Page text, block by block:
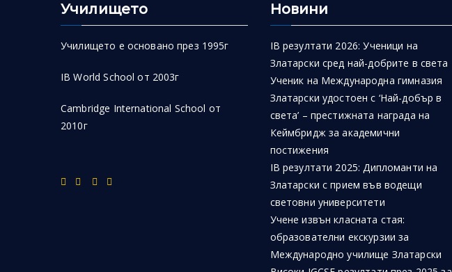
Училището
Училището е основано през 1995г
IB World School от 2003г
Cambridge International School от
2010г
Новини
IB резултати 2026: Ученици на
Златарски сред най-добрите в света
Ученик на Международна гимназия
Златарски удостоен с ‘Най-добър в
света’ – престижната награда на
Кеймбридж за академични
постижения
IB резултати 2025: Дипломанти на
Златарски с прием във водещи
световни университети
Учене извън класната стая:
образователни екскурзии за
Международно училище Златарски